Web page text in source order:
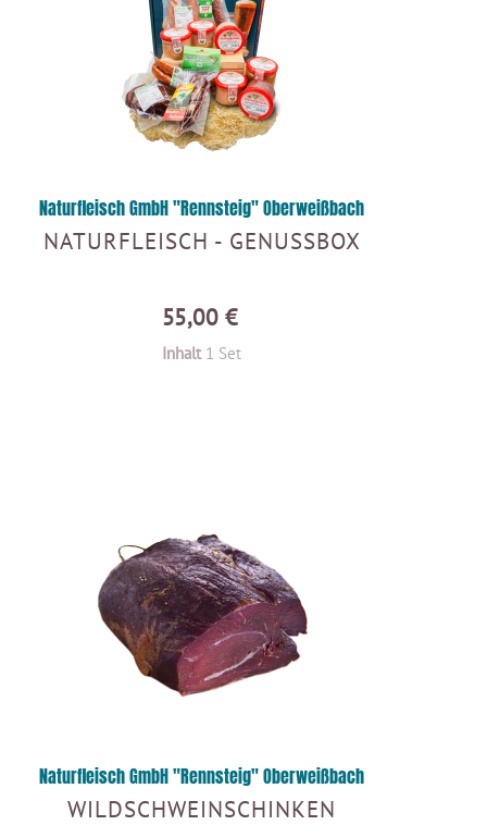
Naturfleisch GmbH "Rennsteig" Oberweißbach
NATURFLEISCH - GENUSSBOX
55,00 €
Inhalt 1 Set
Naturfleisch GmbH "Rennsteig" Oberweißbach
WILDSCHWEINSCHINKEN